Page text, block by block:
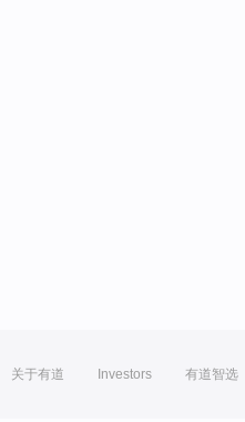
关于有道 Investors 有道智选